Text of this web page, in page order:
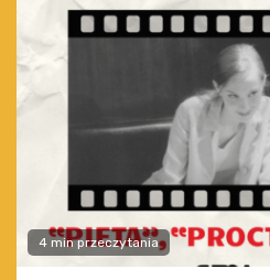
4 min przeczytania